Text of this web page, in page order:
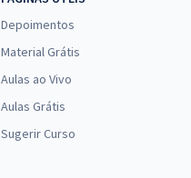
Depoimentos
Material Grátis
Aulas ao Vivo
Aulas Grátis
Sugerir Curso